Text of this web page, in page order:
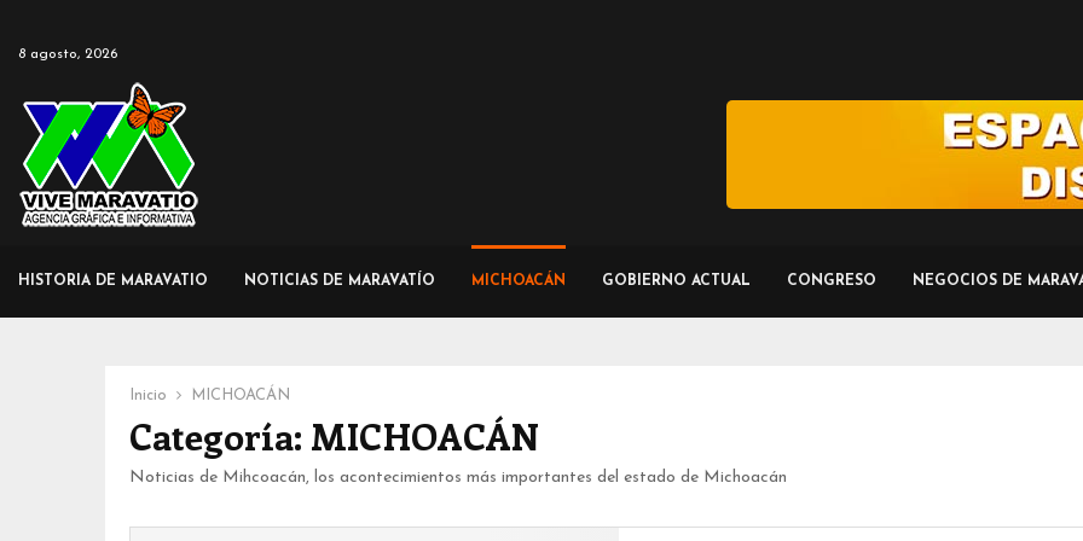
8 agosto, 2026
HISTORIA DE MARAVATIO NOTICIAS DE MARAVATÍO MICHOACÁN GOBIERNO ACTUAL CONGRESO NEGOCIOS DE
Inicio MICHOACÁN
Categoría: MICHOACÁN
Noticias de Mihcoacán, los acontecimientos más importantes del estado de Michoacán